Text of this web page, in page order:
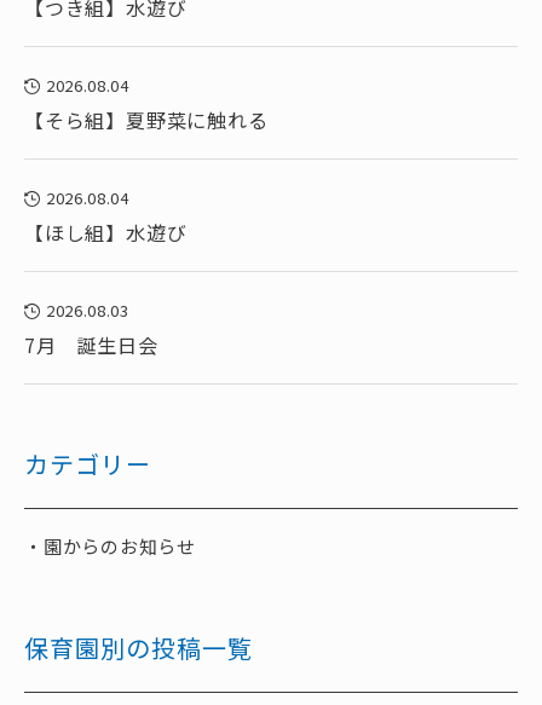
【つき組】水遊び
2026.08.04
【そら組】夏野菜に触れる
2026.08.04
【ほし組】水遊び
2026.08.03
7月 誕生日会
カテゴリー
園からのお知らせ
保育園別の投稿一覧